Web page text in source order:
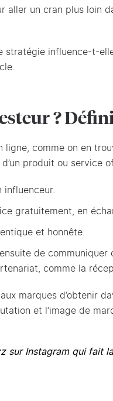
un cran plus loin
influence-t-
?
ligne, comme on en
produit ou service
influenceur.
gratuitement, en
et honnête.
de
comme la
marques d’obtenir
et l’image de
sur Instagram qui fait